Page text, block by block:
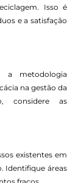
Isso é
e a satisfação
a metodologia
na gestão da
considere as
existentes em
Identifique áreas